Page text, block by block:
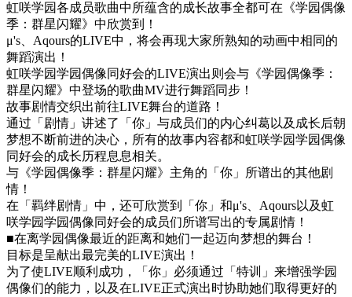
虹咲学园各成员歌曲中所蕴含的成长故事全都可在《学园偶像
季：群星闪耀》中欣赏到！
μ's、Aqours的LIVE中，将会再现大家所熟知的动画中相同的
舞蹈演出！
虹咲学园学园偶像同好会的LIVE演出则会与《学园偶像季：
群星闪耀》中登场的歌曲MV进行舞蹈同步！
故事剧情交织出前往LIVE舞台的道路！
通过「剧情」讲述了「你」与成员们的内心纠葛以及成长后朝
梦想不断前进的决心，所有的故事内容都和虹咲学园学园偶像
同好会的成长历程息息相关。
与《学园偶像季：群星闪耀》主角的「你」所谱出的其他剧
情！
在「羁绊剧情」中，还可欣赏到「你」和μ's、Aqours以及虹
咲学园学园偶像同好会的成员们所谱写出的专属剧情！
■在离学园偶像最近的距离和她们一起迈向梦想的舞台！
目标是呈献出最完美的LIVE演出！
为了使LIVE顺利成功，「你」必须通过「特训」来增强学园
偶像们的能力，以及在LIVE正式演出时协助她们取得更好的